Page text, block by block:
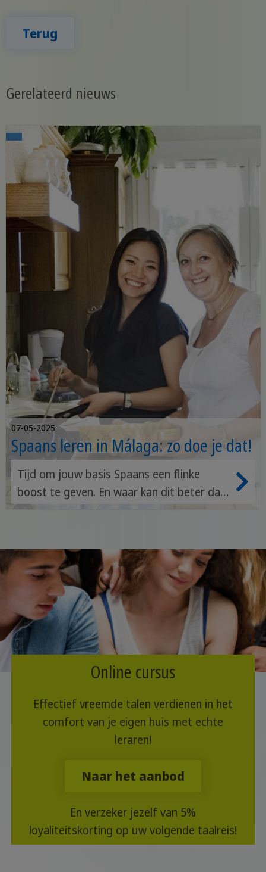
Terug
Gerelateerd nieuws
07-05-2025
Spaans leren in Málaga: zo doe je dat!
Tijd om jouw basis Spaans een flinke
boost te geven. En waar kan dit beter dan
de levendige stad Málaga! We weten
land zelf. Maar hoe doe je dat? Hieronder
lees je de beste manieren om Spaans te
leren in Málaga tussen de locals.
Online cursus
Effectief vreemde talen verdienen in het
comfort van je eigen huis met echte
leraren!
Naar het aanbod
En verzeker jezelf van 5%
loyaliteitskorting op uw volgende taalreis!